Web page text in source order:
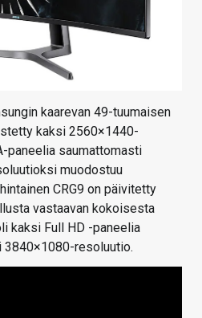
kaarevan 49-tuumaisen
kaksi 2560×1440-
paneelia saumattomasti
muodostuu
CRG9 on päivitetty
vastaavan kokoisesta
kaksi Full HD -paneelia
3840×1080-resoluutio.